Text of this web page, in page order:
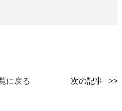
に戻る 次の記事 >>